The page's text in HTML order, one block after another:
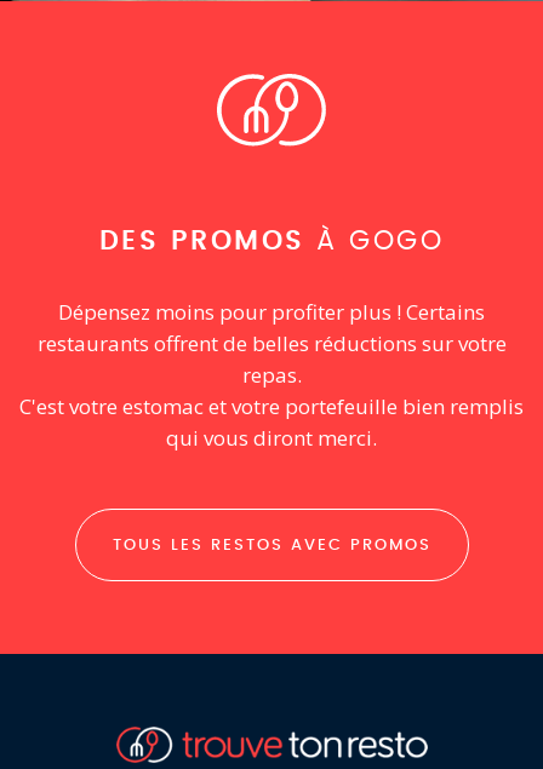
DES PROMOS À GOGO
Dépensez moins pour profiter plus ! Certains
restaurants offrent de belles réductions sur votre
repas.
C'est votre estomac et votre portefeuille bien remplis
qui vous diront merci.
TOUS LES RESTOS AVEC PROMOS